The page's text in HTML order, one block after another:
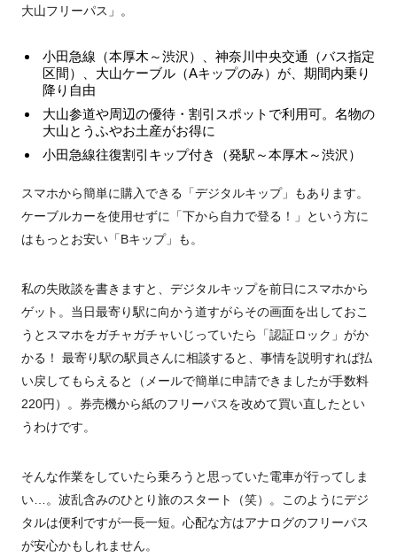
大山フリーパス」。
小田急線（本厚木～渋沢）、神奈川中央交通（バス指定
区間）、大山ケーブル（Aキップのみ）が、期間内乗り
降り自由
大山参道や周辺の優待・割引スポットで利用可。名物の
大山とうふやお土産がお得に
小田急線往復割引キップ付き（発駅～本厚木～渋沢）
スマホから簡単に購入できる「デジタルキップ」もあります。
ケーブルカーを使用せずに「下から自力で登る！」という方に
はもっとお安い「Bキップ」も。
私の失敗談を書きますと、デジタルキップを前日にスマホから
ゲット。当日最寄り駅に向かう道すがらその画面を出しておこ
うとスマホをガチャガチャいじっていたら「認証ロック」がか
かる！ 最寄り駅の駅員さんに相談すると、事情を説明すれば払
い戻してもらえると（メールで簡単に申請できましたが手数料
220円）。券売機から紙のフリーパスを改めて買い直したとい
うわけです。
そんな作業をしていたら乗ろうと思っていた電車が行ってしま
い…。波乱含みのひとり旅のスタート（笑）。このようにデジ
タルは便利ですが一長一短。心配な方はアナログのフリーパス
が安心かもしれません。